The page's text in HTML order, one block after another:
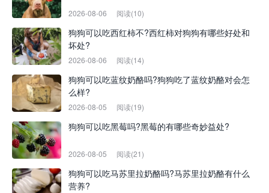
2026-08-06 阅读(10)
狗狗可以吃西红柿不?西红柿对狗狗有哪些好处和
坏处?
2026-08-06 阅读(14)
狗狗可以吃蓝纹奶酪吗?狗狗吃了蓝纹奶酪对会怎
么样?
2026-08-05 阅读(19)
狗狗可以吃黑莓吗?黑莓的有哪些奇妙益处?
2026-08-05 阅读(21)
狗狗可以吃马苏里拉奶酪吗?马苏里拉奶酪有什么
营养?